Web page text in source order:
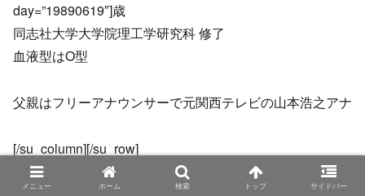
day=”19890619″]歳
同志社大学大学院理工学研究科 修了
血液型はO型
父親はフリーアナウンサーで元関西テレビの山本浩之アナ
[/su_column][/su_row]
メニュー ホーム 検索 トップ サイドバー